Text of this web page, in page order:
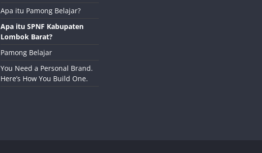
Apa itu Pamong Belajar?
Apa itu SPNF Kabupaten
Lombok Barat?
Pamong Belajar
You Need a Personal Brand.
Here’s How You Build One.